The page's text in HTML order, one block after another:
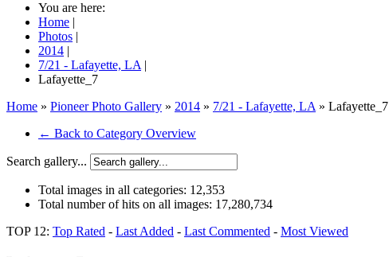
You are here:
Home |
Photos |
2014 |
7/21 - Lafayette, LA |
Lafayette_7
Home » Pioneer Photo Gallery » 2014 » 7/21 - Lafayette, LA » Lafayette_7
← Back to Category Overview
Search gallery...
Total images in all categories: 12,353
Total number of hits on all images: 17,280,734
TOP 12: Top Rated - Last Added - Last Commented - Most Viewed